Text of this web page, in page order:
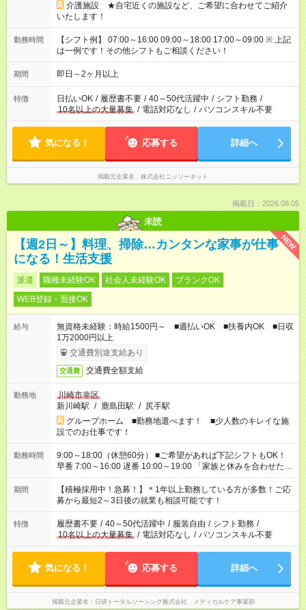
介護施設 ★自宅近くの施設など、ご希望に合わせてご紹介
いたします！
勤務時間
【シフト例】 07:00～16:00 09:00～18:00 17:00～09:00 ※ 上記
は一例です！その他シフトもご相談ください！
期間 即日～2ヶ月以上
特徴 日払いOK / 履歴書不要 / 40～50代活躍中 / シフト勤務 /
10名以上の大量募集 / 電話対応なし / パソコンスキル不要
気になる！ 応募する 詳細へ
掲載元企業名 株式会社ニッソーネット
掲載日：2026.08.05
未読
NEW
【週2日～】料理、掃除…カンタンな家事が仕事
になる！生活支援
派遣 職種未経験OK 社会人未経験OK
ブランクOK
WEB登録・面接OK
給与
無資格未経験：時給1500円～ ■週払いOK ■扶養内OK ■日収
1万2000円以上
交通費別途支給あり
交通費 交通費全額支給
勤務地
川崎市幸区
新川崎駅 / 鹿島田駅 / 尻手駅
グループホーム ■勤務地選べます！ ■少人数のキレイな施
設でのお仕事です！
勤務時間
9:00～18:00（休憩60分） ■ご希望があれば下記シフトもOK！
早番 7:00～16:00 遅番 10:00～19:00 「家族と休みを合わせた
い」 「余裕を持って夕飯の準備がしたい」 「できれば残業はし
たくない」 など、ご希望を教えてくださいね。 ※Wワーク希望
の方へ 今ご覧のお仕事で希望する勤務時間と、もう1つのお仕事
の勤務時間。 合計で週40時間を超える場合は応募できません。
期間
【積極採用中！急募！】＊1年以上勤務している方が多数！ご応
募から最短2～3日後の就業も相談可能です！
特徴 履歴書不要 / 40～50代活躍中 / 服装自由 / シフト勤務 /
10名以上の大量募集 / 電話対応なし / パソコンスキル不要
気になる！ 応募する 詳細へ
掲載元企業名 日研トータルソーシング株式会社 メディカルケア事業部